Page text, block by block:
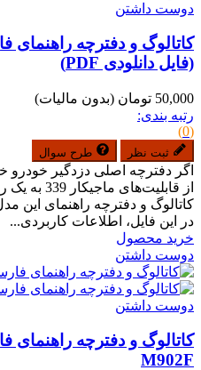
دوست داشتن
(فایل دانلودی PDF)
50,000 تومان
(بدون مالیات)
رتبه بندی:
(0)
ثبت نظر طرح سوال
اگر دفترچه اصلی دزدگیر خودرو
از
کاتالوگ و دفترچه راهنمای این
در این فایل، اطلاعات کاربردی...
خرید محصول
دوست داشتن
دوست داشتن
کاتالوگ و دفترچه راهنمای
M902F